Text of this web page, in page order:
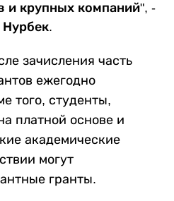
и крупных компаний", -
Нурбек.
зачисления часть
ежегодно
того, студенты,
платной основе и
академические
могут
гранты.